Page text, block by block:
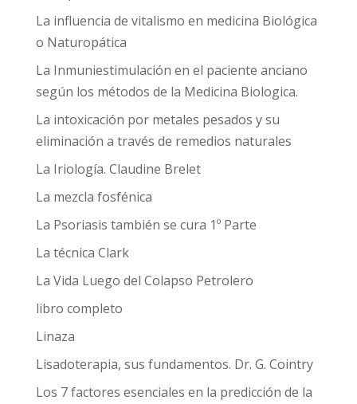
La influencia de vitalismo en medicina Biológica
o Naturopática
La Inmuniestimulación en el paciente anciano
según los métodos de la Medicina Biologica.
La intoxicación por metales pesados y su
eliminación a través de remedios naturales
La Iriología. Claudine Brelet
La mezcla fosfénica
La Psoriasis también se cura 1º Parte
La técnica Clark
La Vida Luego del Colapso Petrolero
libro completo
Linaza
Lisadoterapia, sus fundamentos. Dr. G. Cointry
Los 7 factores esenciales en la predicción de la